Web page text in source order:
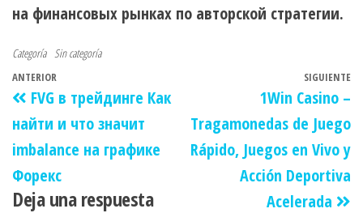
на финансовых рынках по авторской стратегии.
Categoría Sin categoría
ANTERIOR
FVG в трейдинге Как
найти и что значит
imbalance на графике
Форекс
SIGUIENTE
1Win Casino –
Tragamonedas de Juego
Rápido, Juegos en Vivo y
Acción Deportiva
Acelerada
Deja una respuesta